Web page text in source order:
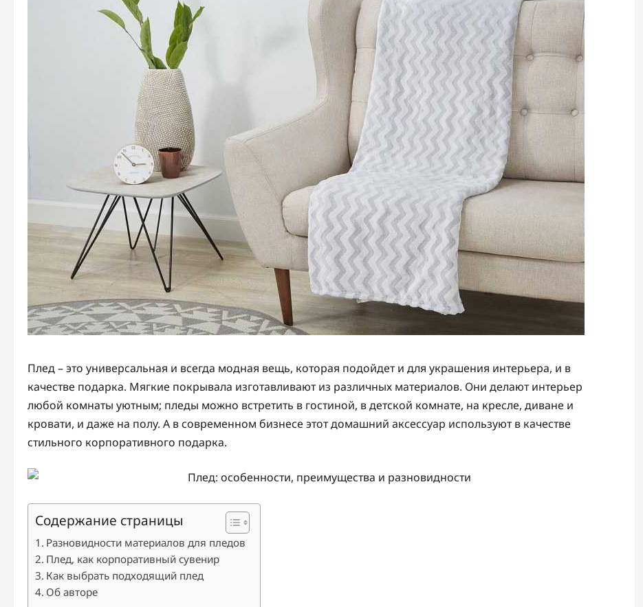
Плед – это универсальная и всегда модная вещь, которая подойдет и для украшения интерьера, и в
качестве подарка. Мягкие покрывала изготавливают из различных материалов. Они делают интерьер
любой комнаты уютным; пледы можно встретить в гостиной, в детской комнате, на кресле, диване и
кровати, и даже на полу. А в современном бизнесе этот домашний аксессуар используют в качестве
стильного корпоративного подарка.
Содержание страницы
Разновидности материалов для пледов
Плед, как корпоративный сувенир
Как выбрать подходящий плед
Об авторе